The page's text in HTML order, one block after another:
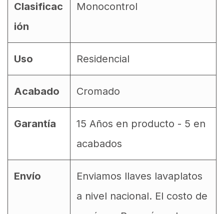
Clasificac
ión
Monocontrol
Uso Residencial
Acabado Cromado
Garantía
15 Años en producto - 5 en
acabados
Envío
Enviamos llaves lavaplatos
a nivel nacional. El costo de